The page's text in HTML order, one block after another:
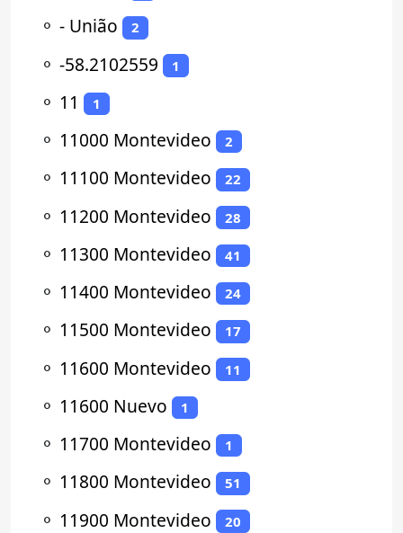
⚬ - União 2
⚬ -58.2102559 1
⚬ 11 1
⚬ 11000 Montevideo 2
⚬ 11100 Montevideo 22
⚬ 11200 Montevideo 28
⚬ 11300 Montevideo 41
⚬ 11400 Montevideo 24
⚬ 11500 Montevideo 17
⚬ 11600 Montevideo 11
⚬ 11600 Nuevo 1
⚬ 11700 Montevideo 1
⚬ 11800 Montevideo 51
⚬ 11900 Montevideo 20